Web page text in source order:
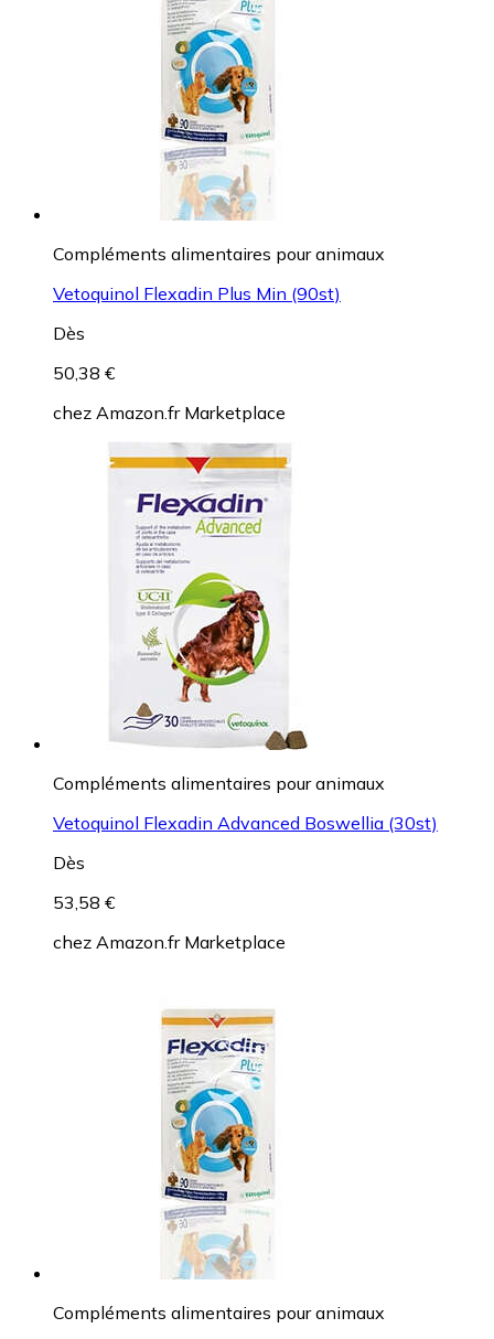
Compléments alimentaires pour animaux
Vetoquinol Flexadin Plus Min (90st)
Dès
50,38 €
chez Amazon.fr Marketplace
Compléments alimentaires pour animaux
Vetoquinol Flexadin Advanced Boswellia (30st)
Dès
53,58 €
chez Amazon.fr Marketplace
Compléments alimentaires pour animaux